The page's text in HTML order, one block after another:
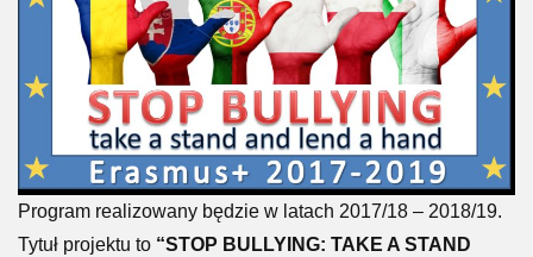
Program realizowany będzie w latach 2017/18 – 2018/19.
Tytuł projektu to “STOP BULLYING: TAKE A STAND